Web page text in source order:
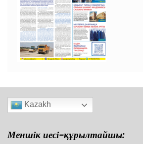
Kazakh
Меншік иесі-құрылтайшы: